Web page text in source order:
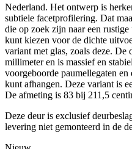
Nederland. Het ontwerp is
subtiele facetprofilering. Dat
die op zoek zijn naar een
kunt kiezen voor de dichte
variant met glas, zoals deze. De
millimeter en is massief en
voorgeboorde paumellegaten
kunt afhangen. Deze variant is
De afmeting is 83 bij 211,5
Deze deur is exclusief
levering niet gemonteerd in de